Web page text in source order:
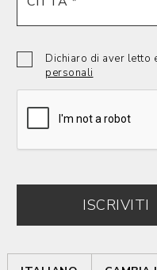
Dichiaro di aver letto
personali
ISCRIVITI